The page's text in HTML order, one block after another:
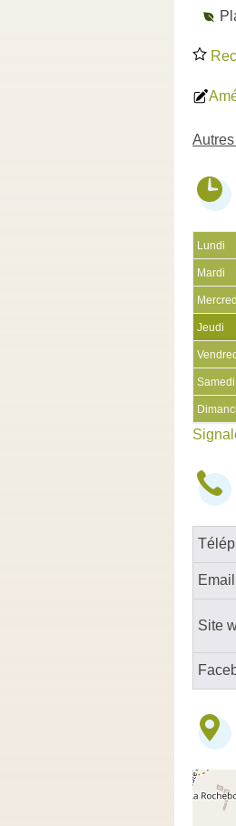
Lundi
Mardi
Jeudi
Samedi
Email
Site